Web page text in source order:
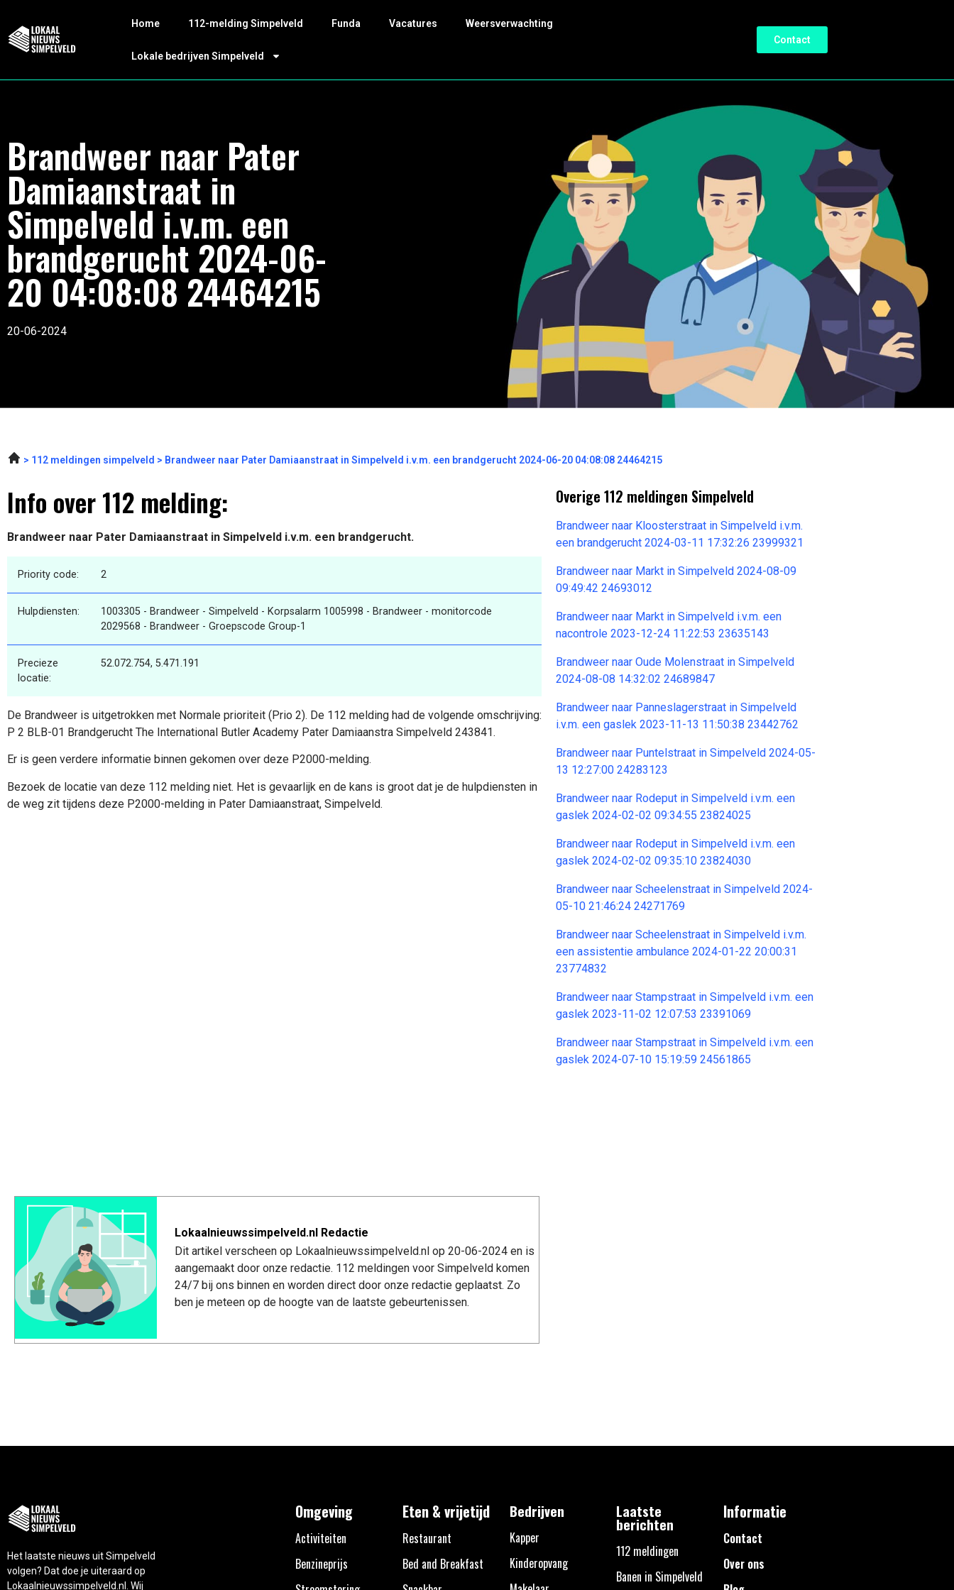
Home 112-melding Simpelveld Funda Vacatures Weersverwachting
Lokale bedrijven Simpelveld
Contact
Brandweer naar Pater
Damiaanstraat in
Simpelveld i.v.m. een
brandgerucht 2024-06-
20 04:08:08 24464215
20-06-2024
112 meldingen simpelveld Brandweer naar Pater Damiaanstraat in Simpelveld i.v.m. een brandgerucht 2024-06-20 04:08:08 24464215
Info over 112 melding:
Brandweer naar Pater Damiaanstraat in Simpelveld i.v.m. een brandgerucht.
Priority code: 2
Hulpdiensten:
1003305 - Brandweer - Simpelveld - Korpsalarm 1005998 - Brandweer - monitorcode
2029568 - Brandweer - Groepscode Group-1
Precieze
locatie:
52.072.754, 5.471.191
De Brandweer is uitgetrokken met Normale prioriteit (Prio 2). De 112 melding had de volgende omschrijving:
P 2 BLB-01 Brandgerucht The International Butler Academy Pater Damiaanstra Simpelveld 243841.
Er is geen verdere informatie binnen gekomen over deze P2000-melding.
Bezoek de locatie van deze 112 melding niet. Het is gevaarlijk en de kans is groot dat je de hulpdiensten in
de weg zit tijdens deze P2000-melding in Pater Damiaanstraat, Simpelveld.
Overige 112 meldingen Simpelveld
Brandweer naar Kloosterstraat in Simpelveld i.v.m.
een brandgerucht 2024-03-11 17:32:26 23999321
Brandweer naar Markt in Simpelveld 2024-08-09
09:49:42 24693012
Brandweer naar Markt in Simpelveld i.v.m. een
nacontrole 2023-12-24 11:22:53 23635143
Brandweer naar Oude Molenstraat in Simpelveld
2024-08-08 14:32:02 24689847
Brandweer naar Panneslagerstraat in Simpelveld
i.v.m. een gaslek 2023-11-13 11:50:38 23442762
Brandweer naar Puntelstraat in Simpelveld 2024-05-
13 12:27:00 24283123
Brandweer naar Rodeput in Simpelveld i.v.m. een
gaslek 2024-02-02 09:34:55 23824025
Brandweer naar Rodeput in Simpelveld i.v.m. een
gaslek 2024-02-02 09:35:10 23824030
Brandweer naar Scheelenstraat in Simpelveld 2024-
05-10 21:46:24 24271769
Brandweer naar Scheelenstraat in Simpelveld i.v.m.
een assistentie ambulance 2024-01-22 20:00:31
23774832
Brandweer naar Stampstraat in Simpelveld i.v.m. een
gaslek 2023-11-02 12:07:53 23391069
Brandweer naar Stampstraat in Simpelveld i.v.m. een
gaslek 2024-07-10 15:19:59 24561865
Lokaalnieuwssimpelveld.nl Redactie
Dit artikel verscheen op Lokaalnieuwssimpelveld.nl op 20-06-2024 en is
aangemaakt door onze redactie. 112 meldingen voor Simpelveld komen
24/7 bij ons binnen en worden direct door onze redactie geplaatst. Zo
ben je meteen op de hoogte van de laatste gebeurtenissen.
Het laatste nieuws uit Simpelveld
volgen? Dat doe je uiteraard op
Lokaalnieuwssimpelveld.nl. Wij
Omgeving
Activiteiten
Benzineprijs
Eten & vrijetijd
Restaurant
Bed and Breakfast
Bedrijven
Kapper
Kinderopvang
Laatste
berichten
112 meldingen
Banen in Simpelveld
Informatie
Contact
Over ons